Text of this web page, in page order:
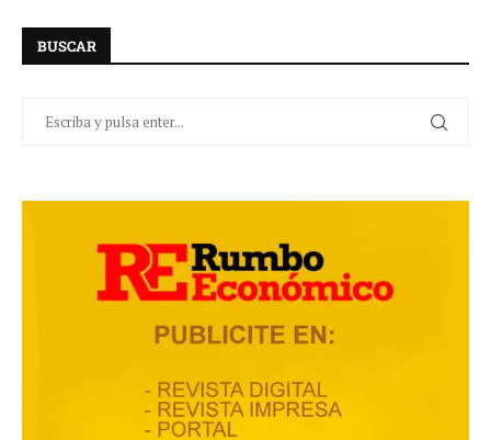
BUSCAR